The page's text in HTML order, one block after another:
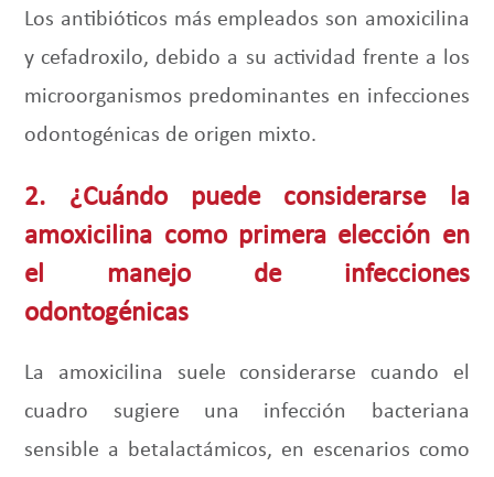
Los antibióticos más empleados son amoxicilina
y cefadroxilo, debido a su actividad frente a los
microorganismos predominantes en infecciones
odontogénicas de origen mixto.
2. ¿Cuándo puede considerarse la
amoxicilina como primera elección en
el manejo de infecciones
odontogénicas
La amoxicilina suele considerarse cuando el
cuadro sugiere una infección bacteriana
sensible a betalactámicos, en escenarios como